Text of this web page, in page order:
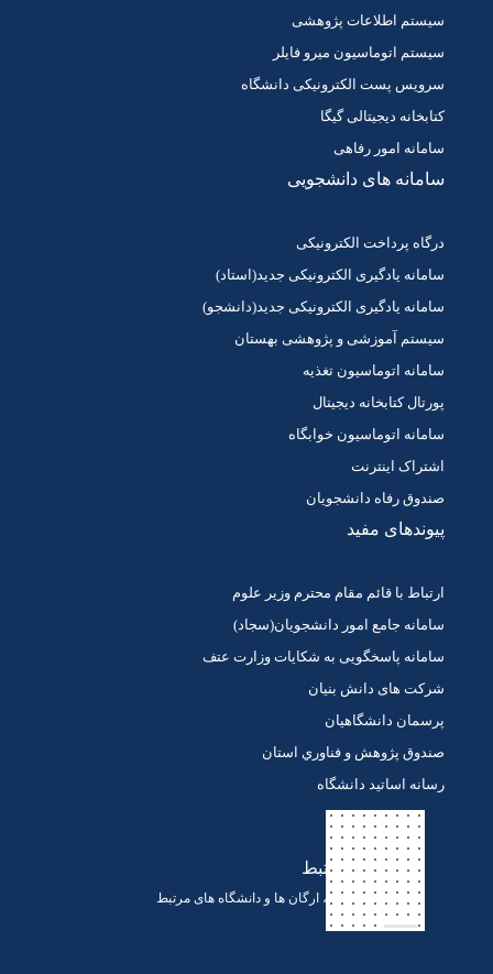
سیستم اطلاعات پژوهشی
سیستم اتوماسیون میرو فایلر
سرویس پست الکترونیکی دانشگاه
کتابخانه دیجیتالی گیگا
سامانه امور رفاهی
سامانه های دانشجویی
درگاه پرداخت الکترونیکی
سامانه یادگیری الکترونیکی جدید(استاد)
سامانه یادگیری الکترونیکی جدید(دانشجو)
سیستم آموزشی و پژوهشی بهستان
سامانه اتوماسیون تغذیه
پورتال کتابخانه دیجیتال
سامانه اتوماسیون خوابگاه
اشتراک اینترنت
صندوق رفاه دانشجویان
پیوندهای مفید
ارتباط با قائم مقام محترم وزیر علوم
سامانه جامع امور دانشجویان(سجاد)
سامانه پاسخگویی به شکایات وزارت عتف
شرکت های دانش بنیان
پرسمان دانشگاهیان
صندوق پژوهش و فناوري استان
رسانه اساتید دانشگاه
لینک های مرتبط
لینک های ادارات ، ارگان ها و دانشگاه های مرتبط